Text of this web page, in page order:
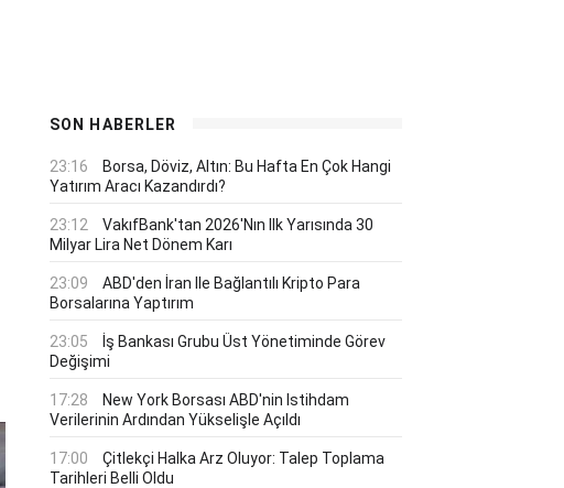
SON HABERLER
23:16
Borsa, Döviz, Altın: Bu Hafta En Çok Hangi
Yatırım Aracı Kazandırdı?
23:12
VakıfBank'tan 2026'nın Ilk Yarısında 30
Milyar Lira Net Dönem Karı
23:09
ABD'den İran Ile Bağlantılı Kripto Para
Borsalarına Yaptırım
23:05
İş Bankası Grubu Üst Yönetiminde Görev
Değişimi
17:28
New York Borsası ABD'nin Istihdam
Verilerinin Ardından Yükselişle Açıldı
17:00
Çitlekçi Halka Arz Oluyor: Talep Toplama
Tarihleri Belli Oldu